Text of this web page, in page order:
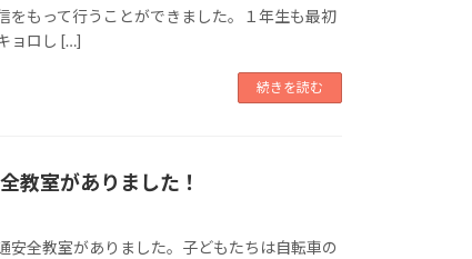
をもって行うことができました。１年生も最初
ョロし […]
続きを読む
教室がありました！
安全教室がありました。子どもたちは自転車の